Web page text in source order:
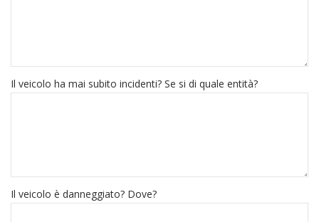
Il veicolo ha mai subito incidenti? Se si di quale entità?
Il veicolo è danneggiato? Dove?